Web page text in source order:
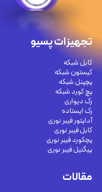
تجهیزات پسیو
کابل شبکه
کیستون شبکه
پچپنل شبکه
پچ کورد شبکه
رک دیواری
رک ایستاده
آداپتور فیبر نوری
کابل فیبر نوری
پچکورد فیبر نوری
پیگتیل فیبر نوری
مقالات